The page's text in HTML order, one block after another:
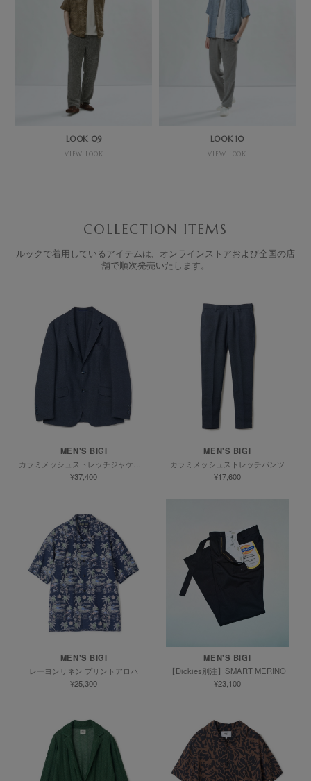
LOOK 09
VIEW LOOK
LOOK 10
VIEW LOOK
COLLECTION ITEMS
ルックで着用しているアイテムは、オンラインストアおよび全国の店
舗で順次発売いたします。
MEN'S BIGI
¥37,400
MEN'S BIGI
カラミメッシュストレッチパンツ
¥17,600
MEN'S BIGI
レーヨンリネン プリントアロハ
¥25,300
MEN'S BIGI
【Dickies別注】SMART MERINO
¥23,100